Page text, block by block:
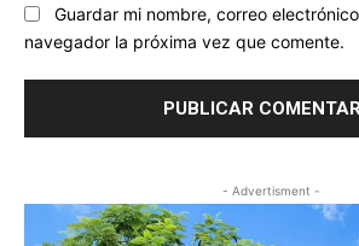
Guardar mi nombre, correo
navegador la próxima vez que comente.
- Advertisment -